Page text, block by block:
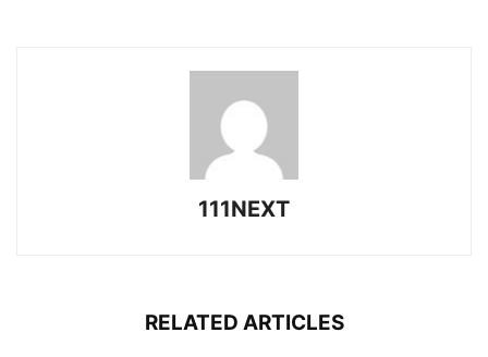
111NEXT
RELATED ARTICLES